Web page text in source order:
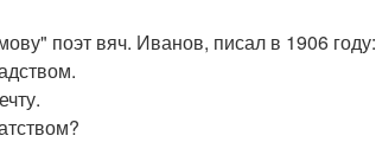
поэт вяч. Иванов, писал в 1906 году: